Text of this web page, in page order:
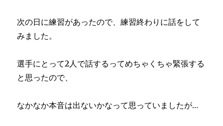
次の日に練習があったので、練習終わりに話をして
みました。
選手にとって2人で話するってめちゃくちゃ緊張する
と思ったので、
なかなか本音は出ないかなって思っていましたが…